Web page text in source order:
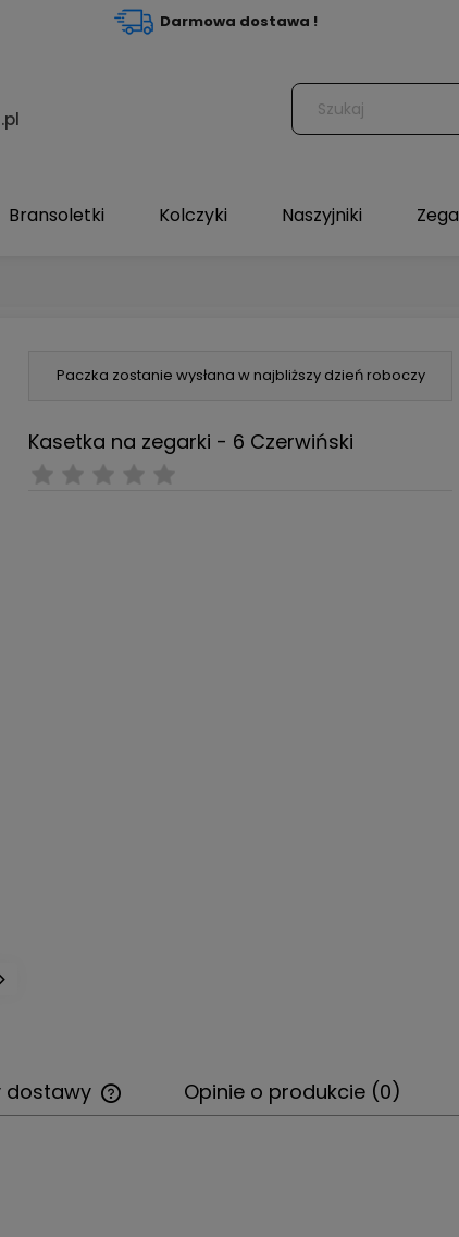
Darmowa dostawa !
Bransoletki Kolczyki Naszyjniki
Paczka zostanie wysłana w najbliższy dzień roboczy
Kasetka na zegarki - 6 Czerwiński
dostawy Opinie o produkcie (0)